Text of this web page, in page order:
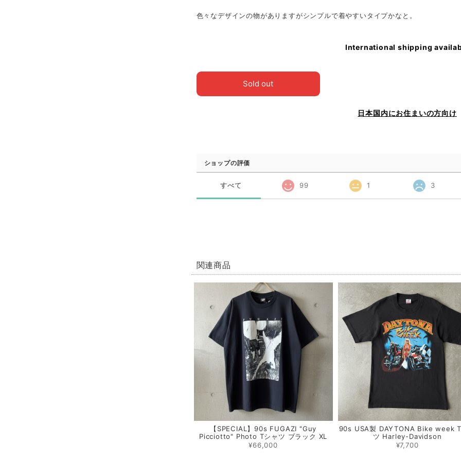
色々なデザインの物がありますがシンプルで着やすいタイプかなと。
International shipping
Sold out
日本国内にお住まいの方向け
ショップの評価
すべて 99 1 3
関連商品
【SPECIAL】90s FUGAZI "Guy
Picciotto" Photo Tシャツ ブラック XL
¥66,000
90s USA製 DAYTONA Bike week T
ツ Harley-Davidson
¥7,700